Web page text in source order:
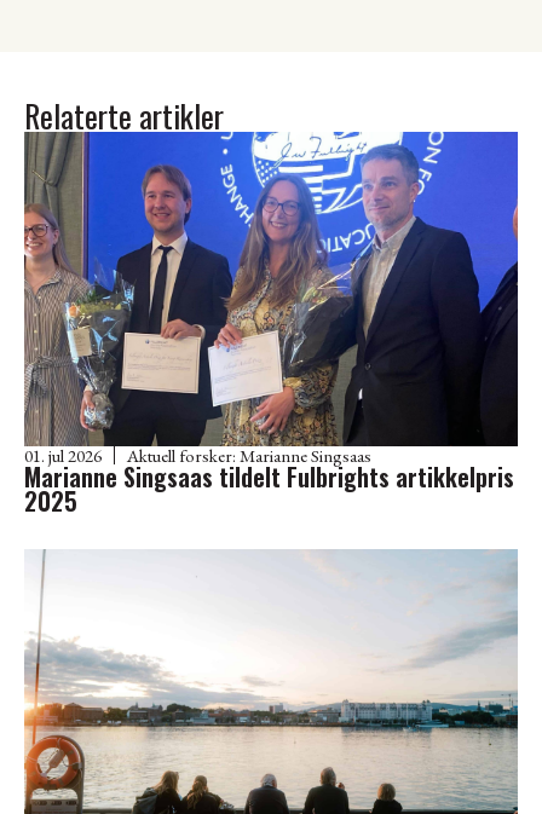
Relaterte artikler
01. jul 2026 Aktuell forsker: Marianne Singsaas
Marianne Singsaas tildelt Fulbrights artikkelpris
2025